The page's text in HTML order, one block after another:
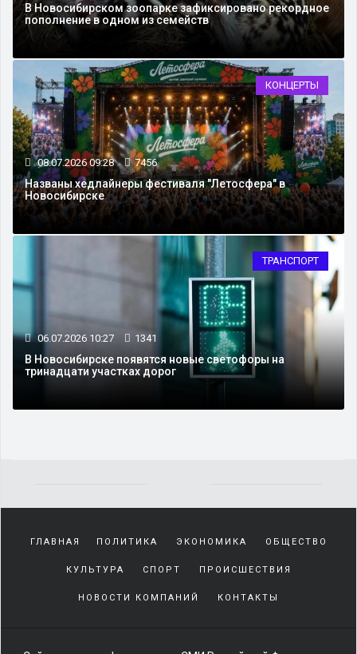
В Новосибирском зоопарке зафиксировано рекордное
пополнение в одном из семейств
КОНЦЕРТЫ
08.07.2026 09:28 7456
Названы хедлайнеры фестиваля "Летосфера" в
Новосибирске
ТРАНСПОРТ
06.07.2026 10:27 1341
В Новосибирске появятся новые светофоры на
тринадцати участках дорог
sürekli
beraber
geçirerek
ГЛАВНАЯ ПОЛИТИКА ЭКОНОМИКА ОБЩЕСТВО
КУЛЬТУРА СПОРТ ПРОИСШЕСТВИЯ
НОВОСТИ КОМПАНИЙ КОНТАКТЫ